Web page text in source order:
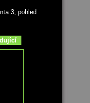
3, pohled